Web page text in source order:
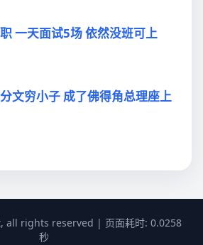
一天面试5场 依然没班可上
文穷小子 成了佛得角总理座上
all rights reserved | 页面耗时: 0.0258
秒